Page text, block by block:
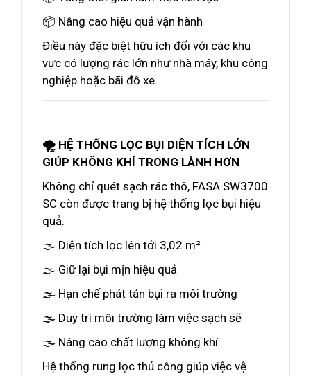
📦 Nâng cao hiệu quả vận hành
Điều này đặc biệt hữu ích đối với các khu
vực có lượng rác lớn như nhà máy, khu công
nghiệp hoặc bãi đỗ xe.
🌪️ HỆ THỐNG LỌC BỤI DIỆN TÍCH LỚN
GIÚP KHÔNG KHÍ TRONG LÀNH HƠN
Không chỉ quét sạch rác thô, FASA SW3700
SC còn được trang bị hệ thống lọc bụi hiệu
quả.
🌫️ Diện tích lọc lên tới 3,02 m²
🌫️ Giữ lại bụi mịn hiệu quả
🌫️ Hạn chế phát tán bụi ra môi trường
🌫️ Duy trì môi trường làm việc sạch sẽ
🌫️ Nâng cao chất lượng không khí
Hệ thống rung lọc thủ công giúp việc vệ